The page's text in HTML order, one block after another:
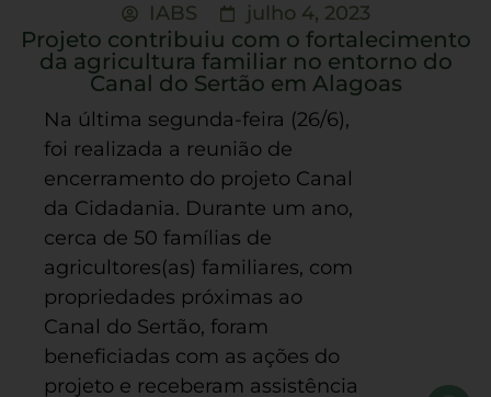
IABS julho 4, 2023
Projeto contribuiu com o fortalecimento
da agricultura familiar no entorno do
Canal do Sertão em Alagoas
Na última segunda-feira (26/6),
foi realizada a reunião de
encerramento do projeto Canal
da Cidadania. Durante um ano,
cerca de 50 famílias de
agricultores(as) familiares, com
propriedades próximas ao
Canal do Sertão, foram
beneficiadas com as ações do
projeto e receberam assistência